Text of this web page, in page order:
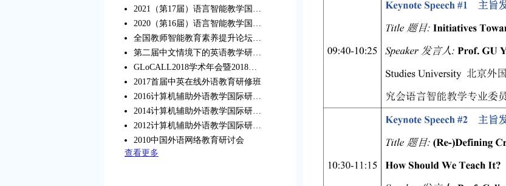
2021（第17届）语言智能教学国际会议
2020（第16届）语言智能教学国际会议
全国教师智能教育素养提升论坛暨第二届北京外国语大学-英国开放大学在线教育研修班
第二届中文情境下的英语教学研讨会
GLoCALL2018学术年会暨2018（第15届）计算机辅助外语教学国际会议
2017首届中英在线外语教育研修班
2016计算机辅助外语教学国际研讨会
2014计算机辅助外语教学国际研讨会
2012计算机辅助外语教学国际研讨会
2010中国外语网络教育研讨会
查看更多